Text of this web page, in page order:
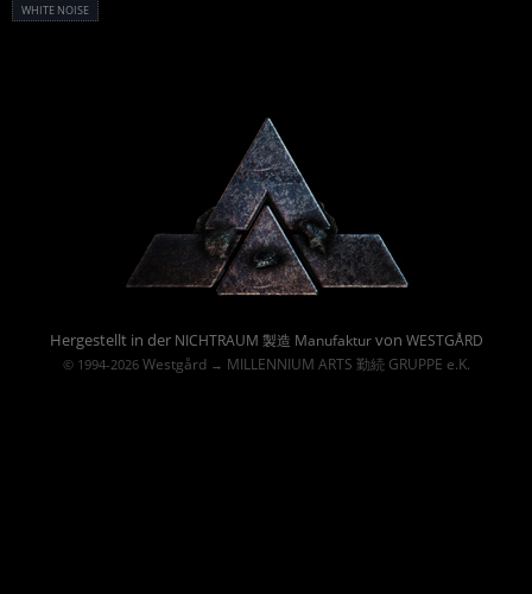
WHITE NOISE
Hergestellt in der NICHTRAUM 製造 Manufakturvon WESTGÅRD
© 1994-2026 Westgård→ MILLENNIUM ARTS 勤続 GRUPPE e.K.
Powered By :